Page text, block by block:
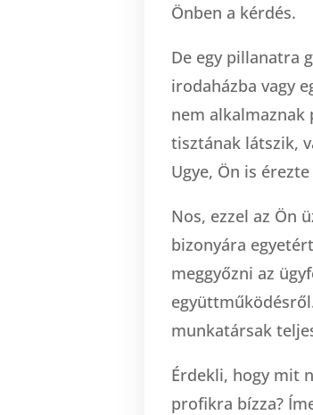
Önben a kérdés.
De egy pillanatra
irodaházba vagy
nem
tisztának látszik,
Ugye, Ön is
Nos, ezzel az Ön
bizonyára
meggyőzni az
munkatársak
Érdekli, hogy mit
profikra bízza?